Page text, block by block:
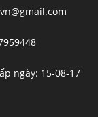
ngày: 15-08-17